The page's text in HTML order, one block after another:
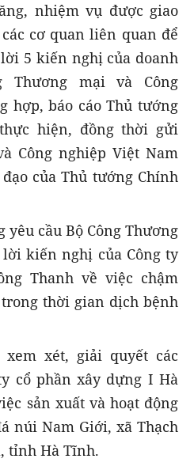
nhiệm vụ được giao
cơ quan liên quan để
5 kiến nghị của doanh
Thương mại và Công
hợp, báo cáo Thủ tướng
hiện, đồng thời gửi
Công nghiệp Việt Nam
của Thủ tướng Chính
yêu cầu Bộ Công Thương
kiến nghị của Công ty
Thanh về việc chậm
thời gian dịch bệnh
xét, giải quyết các
cổ phần xây dựng I Hà
sản xuất và hoạt động
núi Nam Giới, xã Thạch
tỉnh Hà Tĩnh.